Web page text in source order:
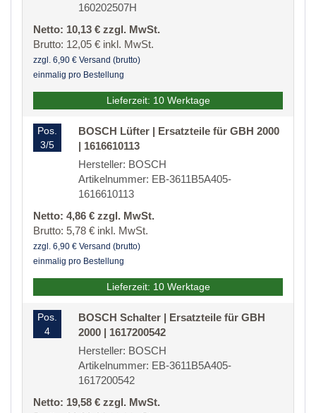
160202507H
Netto: 10,13 € zzgl. MwSt.
Brutto: 12,05 € inkl. MwSt.
zzgl. 6,90 € Versand (brutto)
einmalig pro Bestellung
Lieferzeit: 10 Werktage
Pos.
3/5
BOSCH Lüfter | Ersatzteile für GBH 2000
| 1616610113
Hersteller: BOSCH
Artikelnummer: EB-3611B5A405-
1616610113
Netto: 4,86 € zzgl. MwSt.
Brutto: 5,78 € inkl. MwSt.
zzgl. 6,90 € Versand (brutto)
einmalig pro Bestellung
Lieferzeit: 10 Werktage
Pos.
4
BOSCH Schalter | Ersatzteile für GBH
2000 | 1617200542
Hersteller: BOSCH
Artikelnummer: EB-3611B5A405-
1617200542
Netto: 19,58 € zzgl. MwSt.